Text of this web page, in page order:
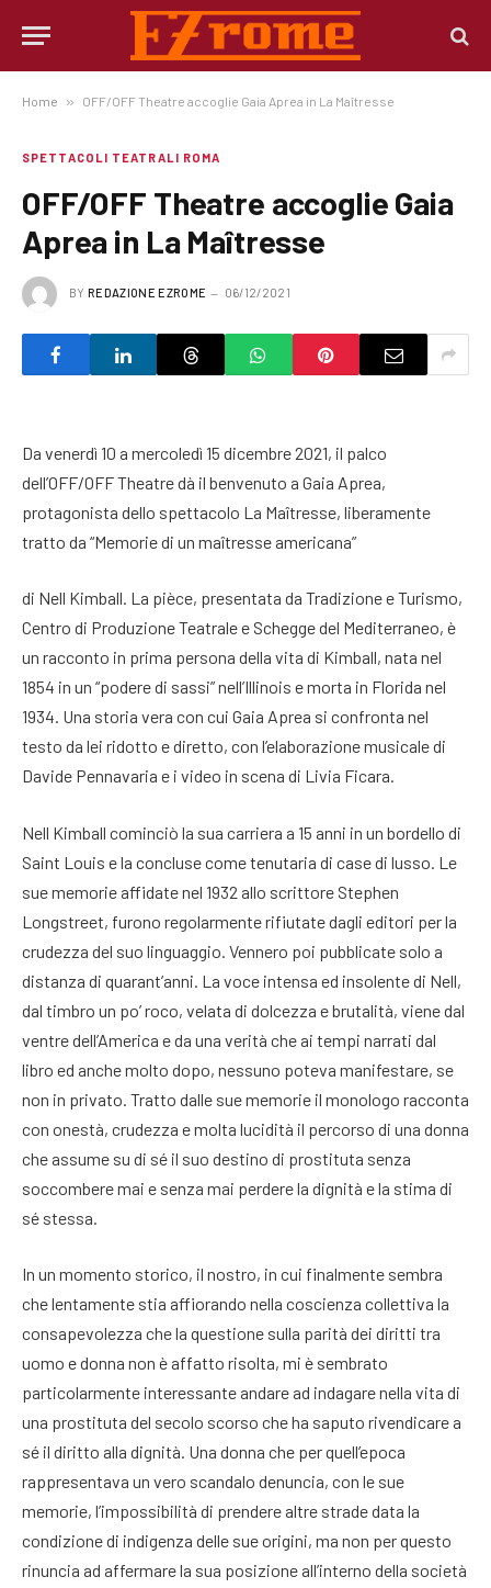
Home » OFF/OFF Theatre accoglie Gaia Aprea in La Maîtresse
SPETTACOLI TEATRALI ROMA
OFF/OFF Theatre accoglie Gaia
Aprea in La Maîtresse
BY REDAZIONE EZROME 06/12/2021
Da venerdì 10 a mercoledì 15 dicembre 2021, il palco
dell’OFF/OFF Theatre dà il benvenuto a Gaia Aprea,
protagonista dello spettacolo La Maîtresse, liberamente
tratto da “Memorie di un maîtresse americana”
di Nell Kimball. La pièce, presentata da Tradizione e Turismo,
Centro di Produzione Teatrale e Schegge del Mediterraneo, è
un racconto in prima persona della vita di Kimball, nata nel
1854 in un “podere di sassi” nell’Illinois e morta in Florida nel
1934. Una storia vera con cui Gaia Aprea si confronta nel
testo da lei ridotto e diretto, con l’elaborazione musicale di
Davide Pennavaria e i video in scena di Livia Ficara.
Nell Kimball cominciò la sua carriera a 15 anni in un bordello di
Saint Louis e la concluse come tenutaria di case di lusso. Le
sue memorie affidate nel 1932 allo scrittore Stephen
Longstreet, furono regolarmente rifiutate dagli editori per la
crudezza del suo linguaggio. Vennero poi pubblicate solo a
distanza di quarant’anni. La voce intensa ed insolente di Nell,
dal timbro un po’ roco, velata di dolcezza e brutalità, viene dal
ventre dell’America e da una verità che ai tempi narrati dal
libro ed anche molto dopo, nessuno poteva manifestare, se
non in privato. Tratto dalle sue memorie il monologo racconta
con onestà, crudezza e molta lucidità il percorso di una donna
che assume su di sé il suo destino di prostituta senza
soccombere mai e senza mai perdere la dignità e la stima di
sé stessa.
In un momento storico, il nostro, in cui finalmente sembra
che lentamente stia affiorando nella coscienza collettiva la
consapevolezza che la questione sulla parità dei diritti tra
uomo e donna non è affatto risolta, mi è sembrato
particolarmente interessante andare ad indagare nella vita di
una prostituta del secolo scorso che ha saputo rivendicare a
sé il diritto alla dignità. Una donna che per quell’epoca
rappresentava un vero scandalo denuncia, con le sue
memorie, l’impossibilità di prendere altre strade data la
condizione di indigenza delle sue origini, ma non per questo
rinuncia ad affermare la sua posizione all’interno della società